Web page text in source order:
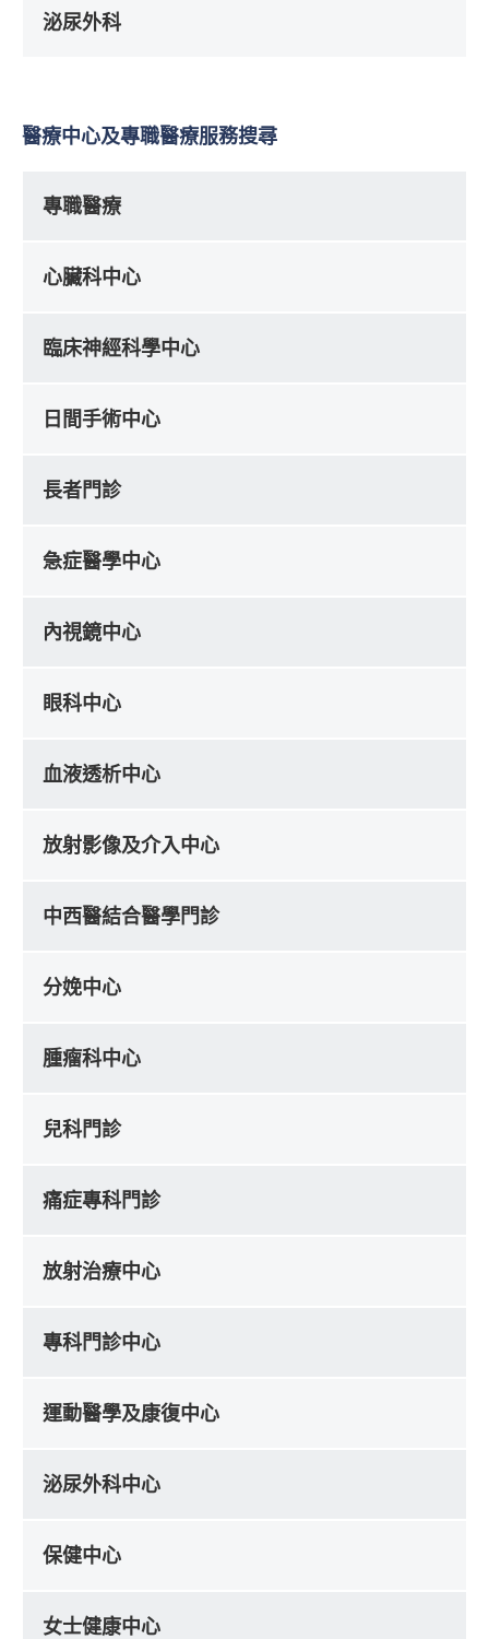
泌尿外科
醫療中心及專職醫療服務搜尋
專職醫療
心臟科中心
臨床神經科學中心
日間手術中心
長者門診
急症醫學中心
內視鏡中心
眼科中心
血液透析中心
放射影像及介入中心
中西醫結合醫學門診
分娩中心
腫瘤科中心
兒科門診
痛症專科門診
放射治療中心
專科門診中心
運動醫學及康復中心
泌尿外科中心
保健中心
女士健康中心